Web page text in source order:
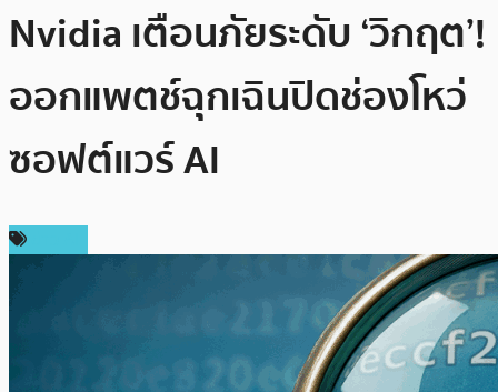
Nvidia เตือนภัยระดับ ‘วิกฤต’!
ออกแพตช์ฉุกเฉินปิดช่องโหว่
ซอฟต์แวร์ AI